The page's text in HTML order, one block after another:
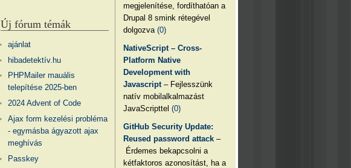
megjelenítése, fordíthatóan a
Drupal 8 smink rétegével
dolgozva(0)
NativeScript – Cross-
Platform Native
Development with
Javascript – Fejlesszünk
natív mobilalkalmazást
JavaScripttel(0)
GitHub Security Update:
Reused password attack –
Érdemes bekapcsolni a
kétfaktoros azonosítást, ha a
Új fórum témák
ajánlat
hibadetektív.hu
PHPMailer mauális
telepítése 2025-ben
2024 Advent of Code
Ajax form kezelési probléma
- egymásba ágyazott ajax
meghívás
Passkey